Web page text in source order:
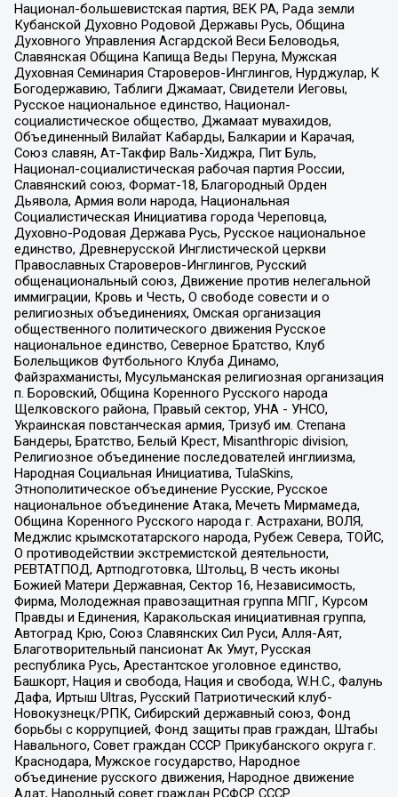
Национал-большевистская партия, ВЕК РА, Рада земли
Кубанской Духовно Родовой Державы Русь, Община
Духовного Управления Асгардской Веси Беловодья,
Славянская Община Капища Веды Перуна, Мужская
Духовная Семинария Староверов-Инглингов, Нурджулар, К
Богодержавию, Таблиги Джамаат, Свидетели Иеговы,
Русское национальное единство, Национал-
социалистическое общество, Джамаат мувахидов,
Объединенный Вилайат Кабарды, Балкарии и Карачая,
Союз славян, Ат-Такфир Валь-Хиджра, Пит Буль,
Национал-социалистическая рабочая партия России,
Славянский союз, Формат-18, Благородный Орден
Дьявола, Армия воли народа, Национальная
Социалистическая Инициатива города Череповца,
Духовно-Родовая Держава Русь, Русское национальное
единство, Древнерусской Инглистической церкви
Православных Староверов-Инглингов, Русский
общенациональный союз, Движение против нелегальной
иммиграции, Кровь и Честь, О свободе совести и о
религиозных объединениях, Омская организация
общественного политического движения Русское
национальное единство, Северное Братство, Клуб
Болельщиков Футбольного Клуба Динамо,
Файзрахманисты, Мусульманская религиозная организация
п. Боровский, Община Коренного Русского народа
Щелковского района, Правый сектор, УНА - УНСО,
Украинская повстанческая армия, Тризуб им. Степана
Бандеры, Братство, Белый Крест, Misanthropic division,
Религиозное объединение последователей инглиизма,
Народная Социальная Инициатива, TulaSkins,
Этнополитическое объединение Русские, Русское
национальное объединение Атака, Мечеть Мирмамеда,
Община Коренного Русского народа г. Астрахани, ВОЛЯ,
Меджлис крымскотатарского народа, Рубеж Севера, ТОЙС,
О противодействии экстремистской деятельности,
РЕВТАТПОД, Артподготовка, Штольц, В честь иконы
Божией Матери Державная, Сектор 16, Независимость,
Фирма, Молодежная правозащитная группа МПГ, Курсом
Правды и Единения, Каракольская инициативная группа,
Автоград Крю, Союз Славянских Сил Руси, Алля-Аят,
Благотворительный пансионат Ак Умут, Русская
республика Русь, Арестантское уголовное единство,
Башкорт, Нация и свобода, Нация и свобода, W.H.С., Фалунь
Дафа, Иртыш Ultras, Русский Патриотический клуб-
Новокузнецк/РПК, Сибирский державный союз, Фонд
борьбы с коррупцией, Фонд защиты прав граждан, Штабы
Навального, Совет граждан СССР Прикубанского округа г.
Краснодара, Мужское государство, Народное
объединение русского движения, Народное движение
Адат, Народный совет граждан РСФСР СССР